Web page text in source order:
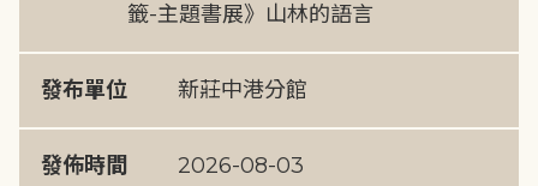
籤-主題書展》山林的語言
發布單位 新莊中港分館
發佈時間 2026-08-03